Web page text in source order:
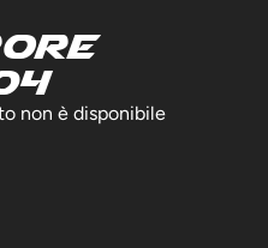
non è disponibile